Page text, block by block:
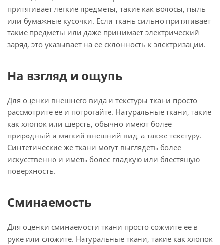
притягивает легкие предметы, такие как волосы, пыль
или бумажные кусочки. Если ткань сильно притягивает
такие предметы или даже принимает электрический
заряд, это указывает на ее склонность к электризации.
На взгляд и ощупь
Для оценки внешнего вида и текстуры ткани просто
рассмотрите ее и потрогайте. Натуральные ткани, такие
как хлопок или шерсть, обычно имеют более
природный и мягкий внешний вид, а также текстуру.
Синтетические же ткани могут выглядеть более
искусственно и иметь более гладкую или блестящую
поверхность.
Сминаемость
Для оценки сминаемости ткани просто сожмите ее в
руке или сложите. Натуральные ткани, такие как хлопок